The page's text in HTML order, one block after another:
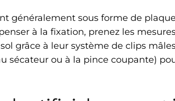
sous forme de
à la fixation, prenez les
grâce à leur système de clips
sécateur ou à la pince coupante)